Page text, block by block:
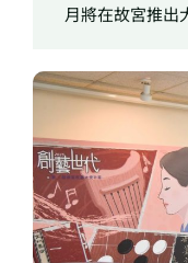
月將在故宮推出